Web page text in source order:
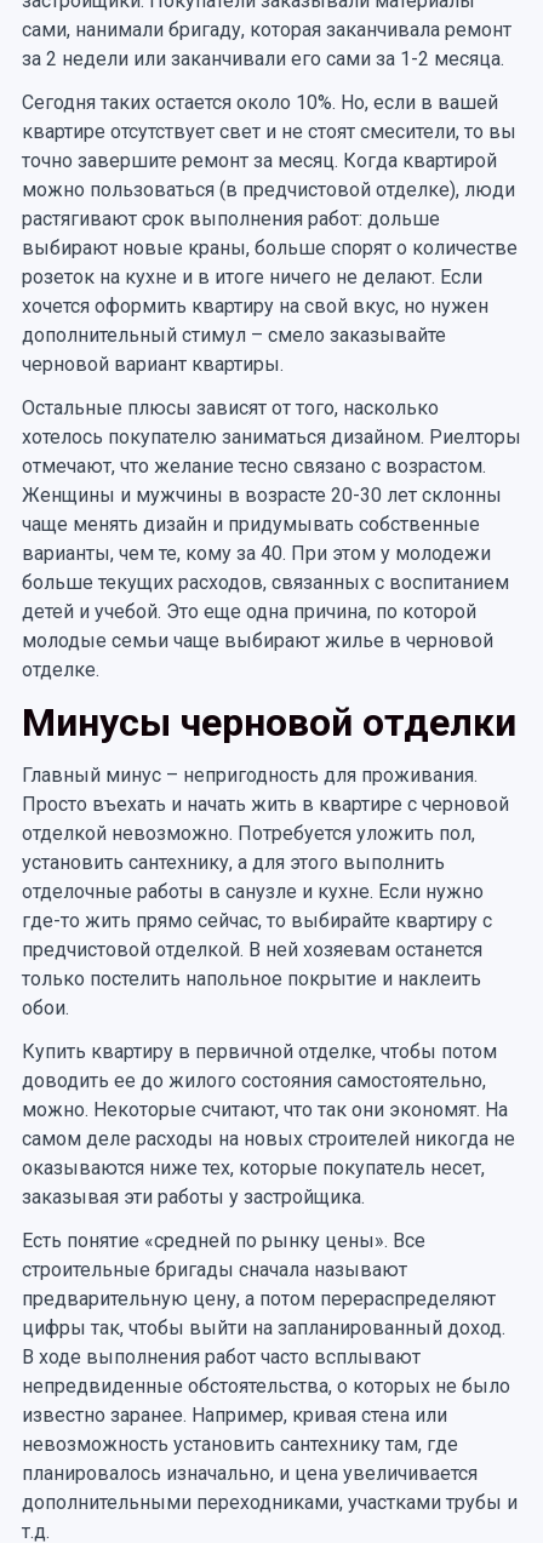
сами, нанимали бригаду, которая заканчивала ремонт
за 2 недели или заканчивали его сами за 1-2 месяца.
Сегодня таких остается около 10%. Но, если в вашей
квартире отсутствует свет и не стоят смесители, то вы
точно завершите ремонт за месяц. Когда квартирой
можно пользоваться (в предчистовой отделке), люди
растягивают срок выполнения работ: дольше
выбирают новые краны, больше спорят о количестве
розеток на кухне и в итоге ничего не делают. Если
хочется оформить квартиру на свой вкус, но нужен
дополнительный стимул – смело заказывайте
черновой вариант квартиры.
Остальные плюсы зависят от того, насколько
хотелось покупателю заниматься дизайном. Риелторы
отмечают, что желание тесно связано с возрастом.
Женщины и мужчины в возрасте 20-30 лет склонны
чаще менять дизайн и придумывать собственные
варианты, чем те, кому за 40. При этом у молодежи
больше текущих расходов, связанных с воспитанием
детей и учебой. Это еще одна причина, по которой
молодые семьи чаще выбирают жилье в черновой
отделке.
Минусы черновой отделки
Главный минус – непригодность для проживания.
Просто въехать и начать жить в квартире с черновой
отделкой невозможно. Потребуется уложить пол,
установить сантехнику, а для этого выполнить
отделочные работы в санузле и кухне. Если нужно
где-то жить прямо сейчас, то выбирайте квартиру с
предчистовой отделкой. В ней хозяевам останется
только постелить напольное покрытие и наклеить
обои.
Купить квартиру в первичной отделке, чтобы потом
доводить ее до жилого состояния самостоятельно,
можно. Некоторые считают, что так они экономят. На
самом деле расходы на новых строителей никогда не
оказываются ниже тех, которые покупатель несет,
заказывая эти работы у застройщика.
Есть понятие «средней по рынку цены». Все
строительные бригады сначала называют
предварительную цену, а потом перераспределяют
цифры так, чтобы выйти на запланированный доход.
В ходе выполнения работ часто всплывают
непредвиденные обстоятельства, о которых не было
известно заранее. Например, кривая стена или
невозможность установить сантехнику там, где
планировалось изначально, и цена увеличивается
дополнительными переходниками, участками трубы и
т.д.